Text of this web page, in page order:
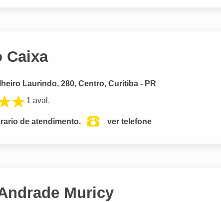
Caixa
Laurindo, 280, Centro, Curitiba - PR
1 aval.
de atendimento. ver telefone
Muricy